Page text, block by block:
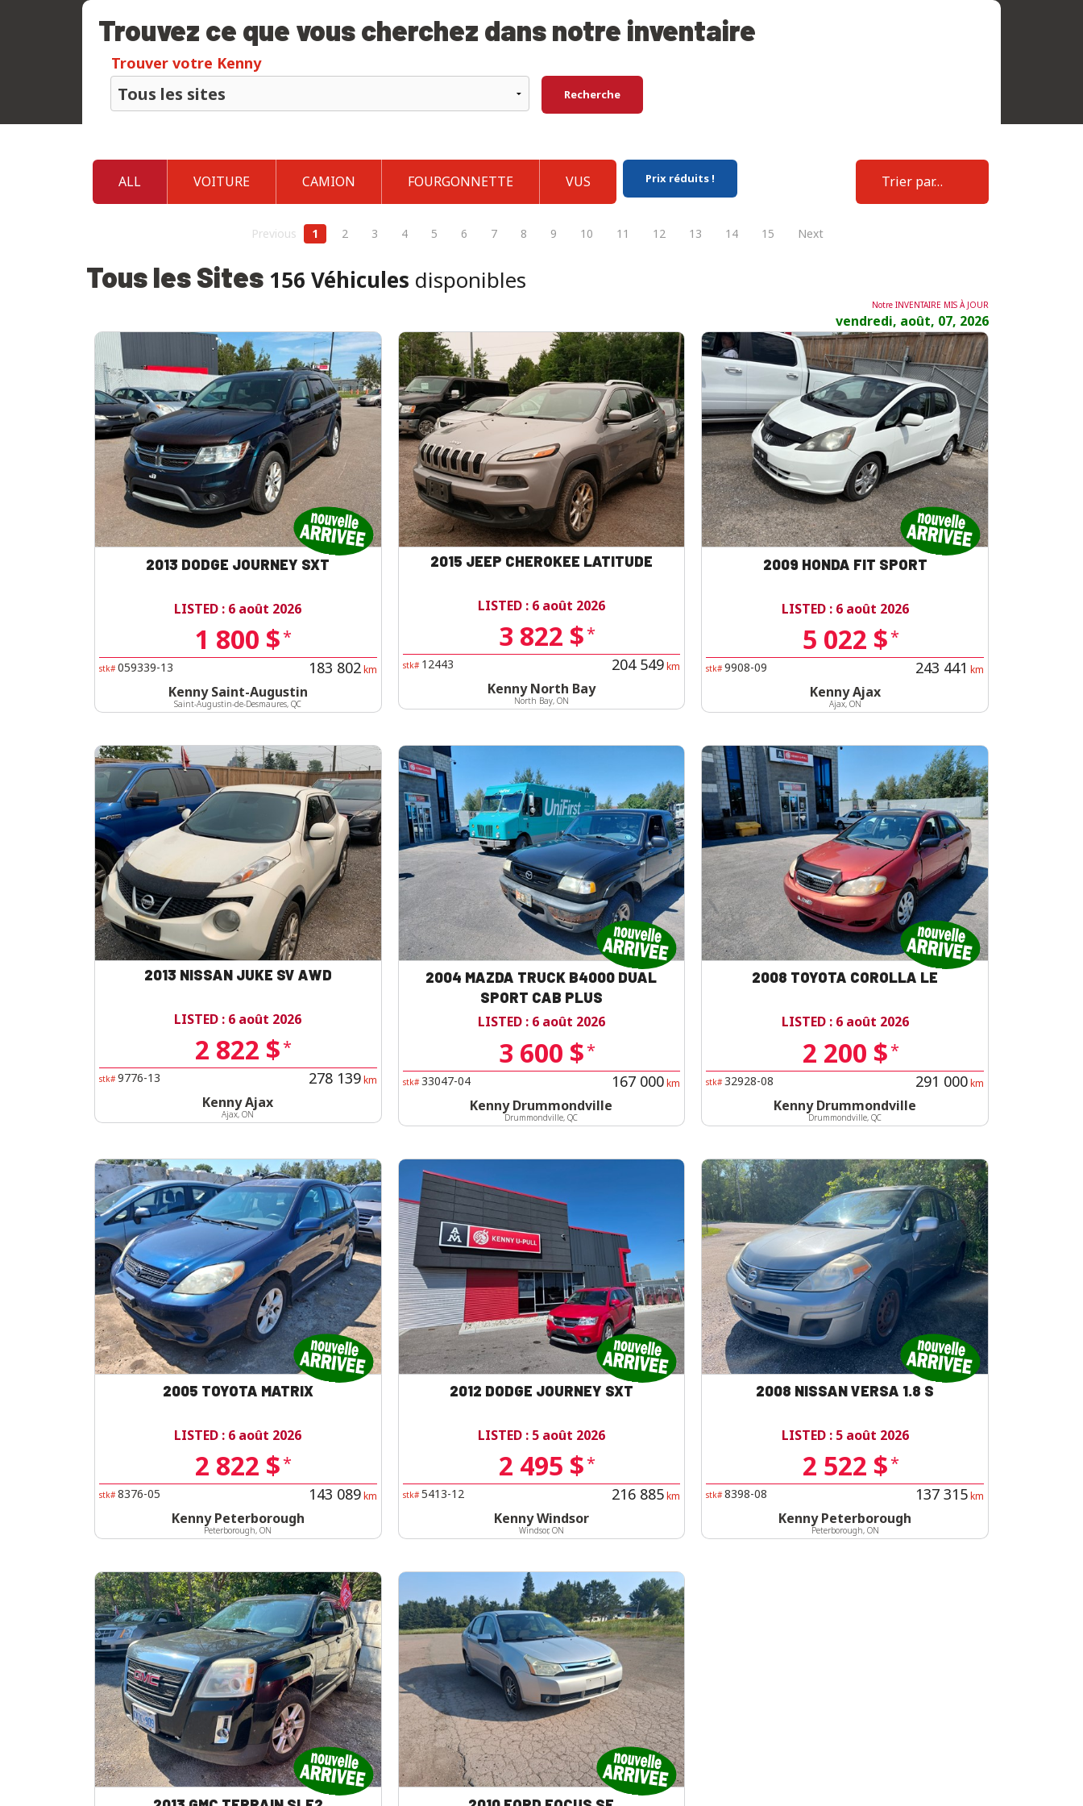
Trouvez ce que vous cherchez dans notre inventaire
Trouver votre Kenny
Recherche
ALL VOITURE CAMION FOURGONNETTE VUS Prix réduits ! Trier par…
Previous 1 2 3 4 5 6 7 8 9 10 11 12 13 14 15 Next
Tous les Sites 156 Véhicules disponibles
Notre INVENTAIRE MIS À JOUR
vendredi, août, 07, 2026
2013 DODGE JOURNEY SXT
LISTED : 6 août 2026
1 800 $*
stk#059339-13 183 802km
Kenny Saint-Augustin
Saint-Augustin-de-Desmaures, QC
2015 JEEP CHEROKEE LATITUDE
LISTED : 6 août 2026
3 822 $*
stk# 12443 204 549km
Kenny North Bay
North Bay, ON
2009 HONDA FIT SPORT
LISTED : 6 août 2026
5 022 $*
stk#9908-09 243 441 km
Kenny Ajax
Ajax, ON
2013 NISSAN JUKE SV AWD
LISTED : 6 août 2026
2 822 $*
stk#9776-13 278 139km
Kenny Ajax
Ajax, ON
2004 MAZDA TRUCK B4000 DUAL
SPORT CAB PLUS
LISTED : 6 août 2026
3 600 $*
stk#33047-04 167 000km
Kenny Drummondville
Drummondville, QC
2008 TOYOTA COROLLA LE
LISTED : 6 août 2026
2 200 $*
stk#32928-08 291 000km
Kenny Drummondville
Drummondville, QC
2005 TOYOTA MATRIX
LISTED : 6 août 2026
2 822 $*
stk#8376-05 143 089km
Kenny Peterborough
Peterborough, ON
2012 DODGE JOURNEY SXT
LISTED : 5 août 2026
2 495 $*
stk#5413-12 216 885km
Kenny Windsor
Windsor, ON
2008 NISSAN VERSA 1.8 S
LISTED : 5 août 2026
2 522 $*
stk#8398-08 137 315km
Kenny Peterborough
Peterborough, ON